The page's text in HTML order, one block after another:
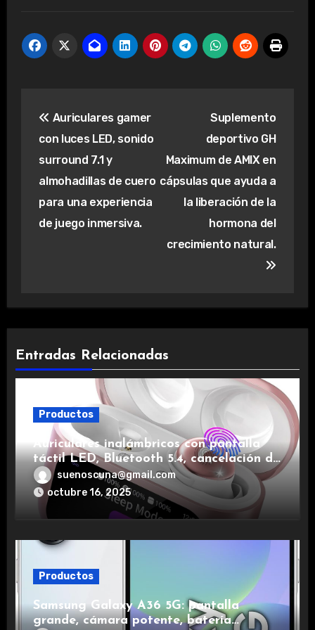
de
entradas
Auriculares gamer
con luces LED, sonido
surround 7.1 y
almohadillas de cuero
para una experiencia
de juego inmersiva.
Suplemento
deportivo GH
Maximum de AMIX en
cápsulas que ayuda a
la liberación de la
hormona del
crecimiento natural.
Entradas Relacionadas
Productos
Auriculares inalámbricos con pantalla
táctil LED, Bluetooth 5.4, cancelación de
ruido, impermeables y de larga duración.
suenoscuna@gmail.com
octubre 16, 2025
Productos
Samsung Galaxy A36 5G: pantalla
grande, cámara potente, batería